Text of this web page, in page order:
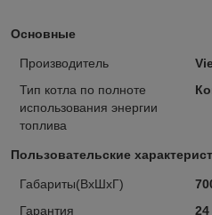
Основные
Производитель
Тип котла по полноте
использования энергии
топлива
Пользовательские
Габариты(ВхШхГ)
Гарантия